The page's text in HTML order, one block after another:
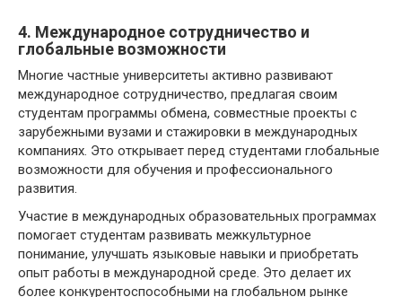
4. Международное сотрудничество и
глобальные возможности
Многие частные университеты активно развивают
международное сотрудничество, предлагая своим
студентам программы обмена, совместные проекты с
зарубежными вузами и стажировки в международных
компаниях. Это открывает перед студентами глобальные
возможности для обучения и профессионального
развития.
Участие в международных образовательных программах
помогает студентам развивать межкультурное
понимание, улучшать языковые навыки и приобретать
опыт работы в международной среде. Это делает их
более конкурентоспособными на глобальном рынке